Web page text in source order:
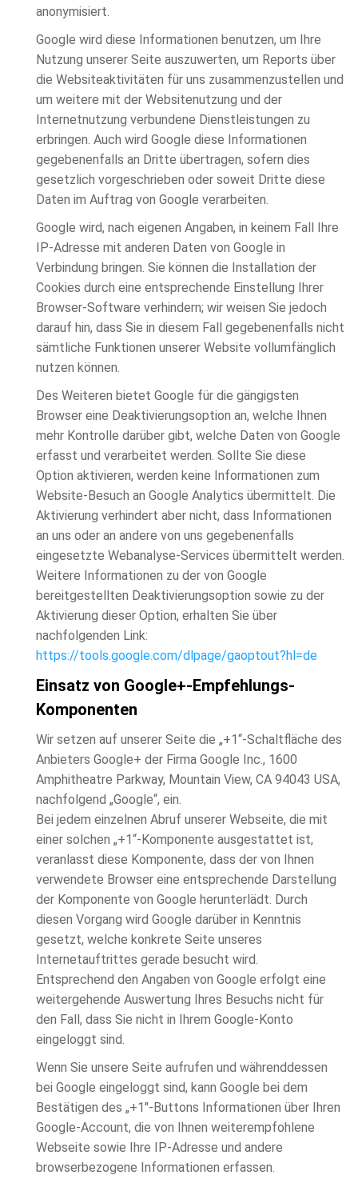
anonymisiert.
Google wird diese Informationen benutzen, um Ihre
Nutzung unserer Seite auszuwerten, um Reports über
die Websiteaktivitäten für uns zusammenzustellen und
um weitere mit der Websitenutzung und der
Internetnutzung verbundene Dienstleistungen zu
erbringen. Auch wird Google diese Informationen
gegebenenfalls an Dritte übertragen, sofern dies
gesetzlich vorgeschrieben oder soweit Dritte diese
Daten im Auftrag von Google verarbeiten.
Google wird, nach eigenen Angaben, in keinem Fall Ihre
IP-Adresse mit anderen Daten von Google in
Verbindung bringen. Sie können die Installation der
Cookies durch eine entsprechende Einstellung Ihrer
Browser-Software verhindern; wir weisen Sie jedoch
darauf hin, dass Sie in diesem Fall gegebenenfalls nicht
sämtliche Funktionen unserer Website vollumfänglich
nutzen können.
Des Weiteren bietet Google für die gängigsten
Browser eine Deaktivierungsoption an, welche Ihnen
mehr Kontrolle darüber gibt, welche Daten von Google
erfasst und verarbeitet werden. Sollte Sie diese
Option aktivieren, werden keine Informationen zum
Website-Besuch an Google Analytics übermittelt. Die
Aktivierung verhindert aber nicht, dass Informationen
an uns oder an andere von uns gegebenenfalls
eingesetzte Webanalyse-Services übermittelt werden.
Weitere Informationen zu der von Google
bereitgestellten Deaktivierungsoption sowie zu der
Aktivierung dieser Option, erhalten Sie über
nachfolgenden Link:
https://tools.google.com/dlpage/gaoptout?hl=de
Einsatz von Google+-Empfehlungs-
Komponenten
Wir setzen auf unserer Seite die „+1“-Schaltfläche des
Anbieters Google+ der Firma Google Inc., 1600
Amphitheatre Parkway, Mountain View, CA 94043 USA,
nachfolgend „Google“, ein.
Bei jedem einzelnen Abruf unserer Webseite, die mit
einer solchen „+1“-Komponente ausgestattet ist,
veranlasst diese Komponente, dass der von Ihnen
verwendete Browser eine entsprechende Darstellung
der Komponente von Google herunterlädt. Durch
diesen Vorgang wird Google darüber in Kenntnis
gesetzt, welche konkrete Seite unseres
Internetauftrittes gerade besucht wird.
Entsprechend den Angaben von Google erfolgt eine
weitergehende Auswertung Ihres Besuchs nicht für
den Fall, dass Sie nicht in Ihrem Google-Konto
eingeloggt sind.
Wenn Sie unsere Seite aufrufen und währenddessen
bei Google eingeloggt sind, kann Google bei dem
Bestätigen des „+1″-Buttons Informationen über Ihren
Google-Account, die von Ihnen weiterempfohlene
Webseite sowie Ihre IP-Adresse und andere
browserbezogene Informationen erfassen.